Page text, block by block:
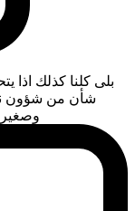
بلى كلنا كذلك اذا
شأن من شؤون